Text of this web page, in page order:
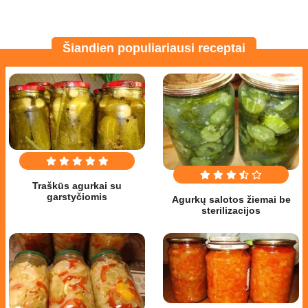
Šiandien populiariausi receptai
Traškūs agurkai su
garstyčiomis
Agurkų salotos žiemai be
sterilizacijos